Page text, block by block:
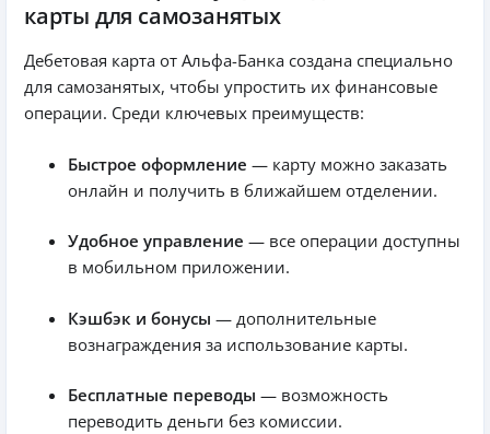
карты для самозанятых
Дебетовая карта от Альфа-Банка создана специально
для самозанятых, чтобы упростить их финансовые
операции. Среди ключевых преимуществ:
Быстрое оформление — карту можно заказать
онлайн и получить в ближайшем отделении.
Удобное управление — все операции доступны
в мобильном приложении.
Кэшбэк и бонусы — дополнительные
вознаграждения за использование карты.
Бесплатные переводы — возможность
переводить деньги без комиссии.